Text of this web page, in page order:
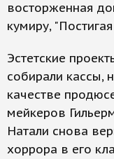
восторженная
кумиру,
Эстетские
собирали кассы,
качестве
мейкеров
Натали снова
хоррора в его